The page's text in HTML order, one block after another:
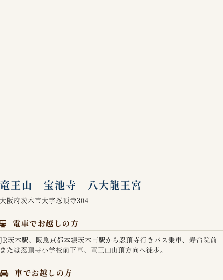
竜王山 宝池寺 八大龍王宮
大阪府茨木市大字忍頂寺304
電車でお越しの方
JR茨木駅、阪急京都本線茨木市駅から忍頂寺行きバス乗車、寿命院前
または忍頂寺小学校前下車、竜王山山頂方向へ徒歩。
車でお越しの方